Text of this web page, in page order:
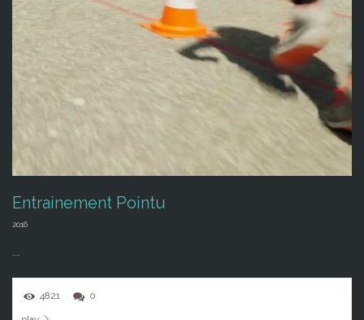
Entrainement Pointu
2016
4821 0